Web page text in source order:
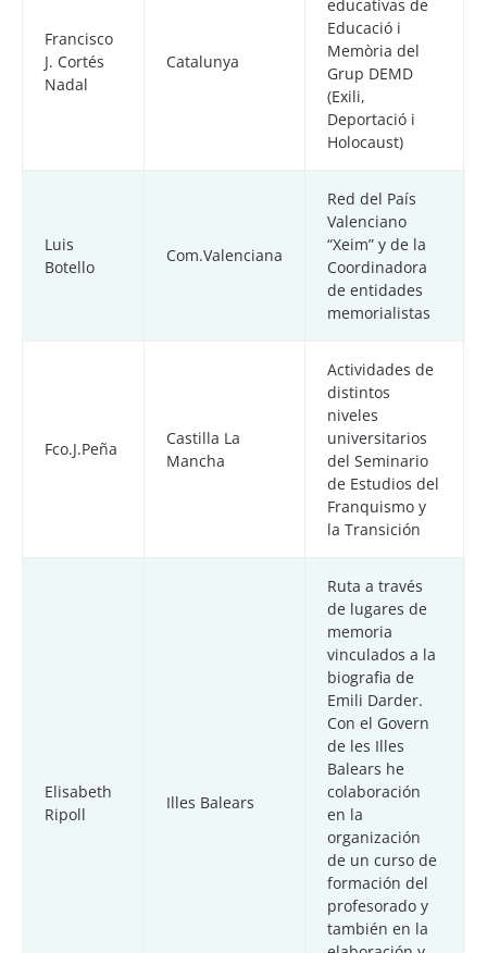
Francisco
J. Cortés
Nadal
Catalunya
educativas de
Educació i
Memòria del
Grup DEMD
(Exili,
Deportació i
Holocaust)
Luis
Botello
Com.Valenciana
Red del País
Valenciano
“Xeim” y de la
Coordinadora
de entidades
memorialistas
Fco.J.Peña
Castilla La
Mancha
Actividades de
distintos
niveles
universitarios
del Seminario
de Estudios del
Franquismo y
la Transición
Elisabeth
Ripoll
Illes Balears
Ruta a través
de lugares de
memoria
vinculados a la
biografia de
Emili Darder.
Con el Govern
de les Illes
Balears he
colaboración
en la
organización
de un curso de
formación del
profesorado y
también en la